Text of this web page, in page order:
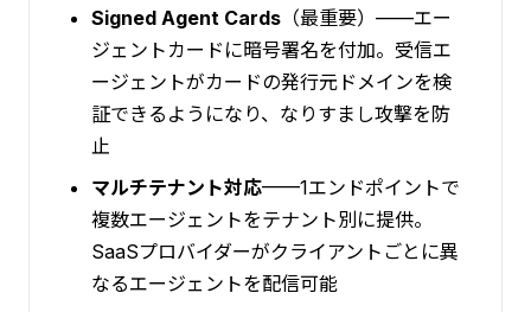
Signed Agent Cards （最重要）——エー
ジェントカードに暗号署名を付加。受信エ
ージェントがカードの発行元ドメインを検
証できるようになり、なりすまし攻撃を防
止
マルチテナント対応——1エンドポイントで
複数エージェントをテナント別に提供。
SaaSプロバイダーがクライアントごとに異
なるエージェントを配信可能